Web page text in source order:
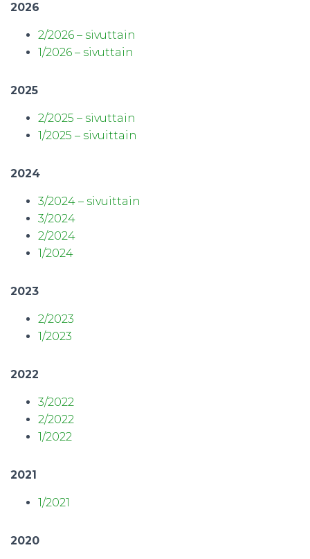
2026
2/2026 – sivuttain
1/2026 – sivuttain
2025
2/2025 – sivuttain
1/2025 – sivuittain
2024
3/2024 – sivuittain
3/2024
2/2024
1/2024
2023
2/2023
1/2023
2022
3/2022
2/2022
1/2022
2021
1/2021
2020